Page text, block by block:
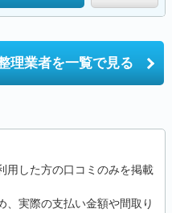
理業者を一覧で見る
用した方の口コミのみを掲載
、実際の支払い金額や間取り